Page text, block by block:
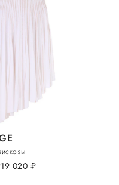
19 020 руб.